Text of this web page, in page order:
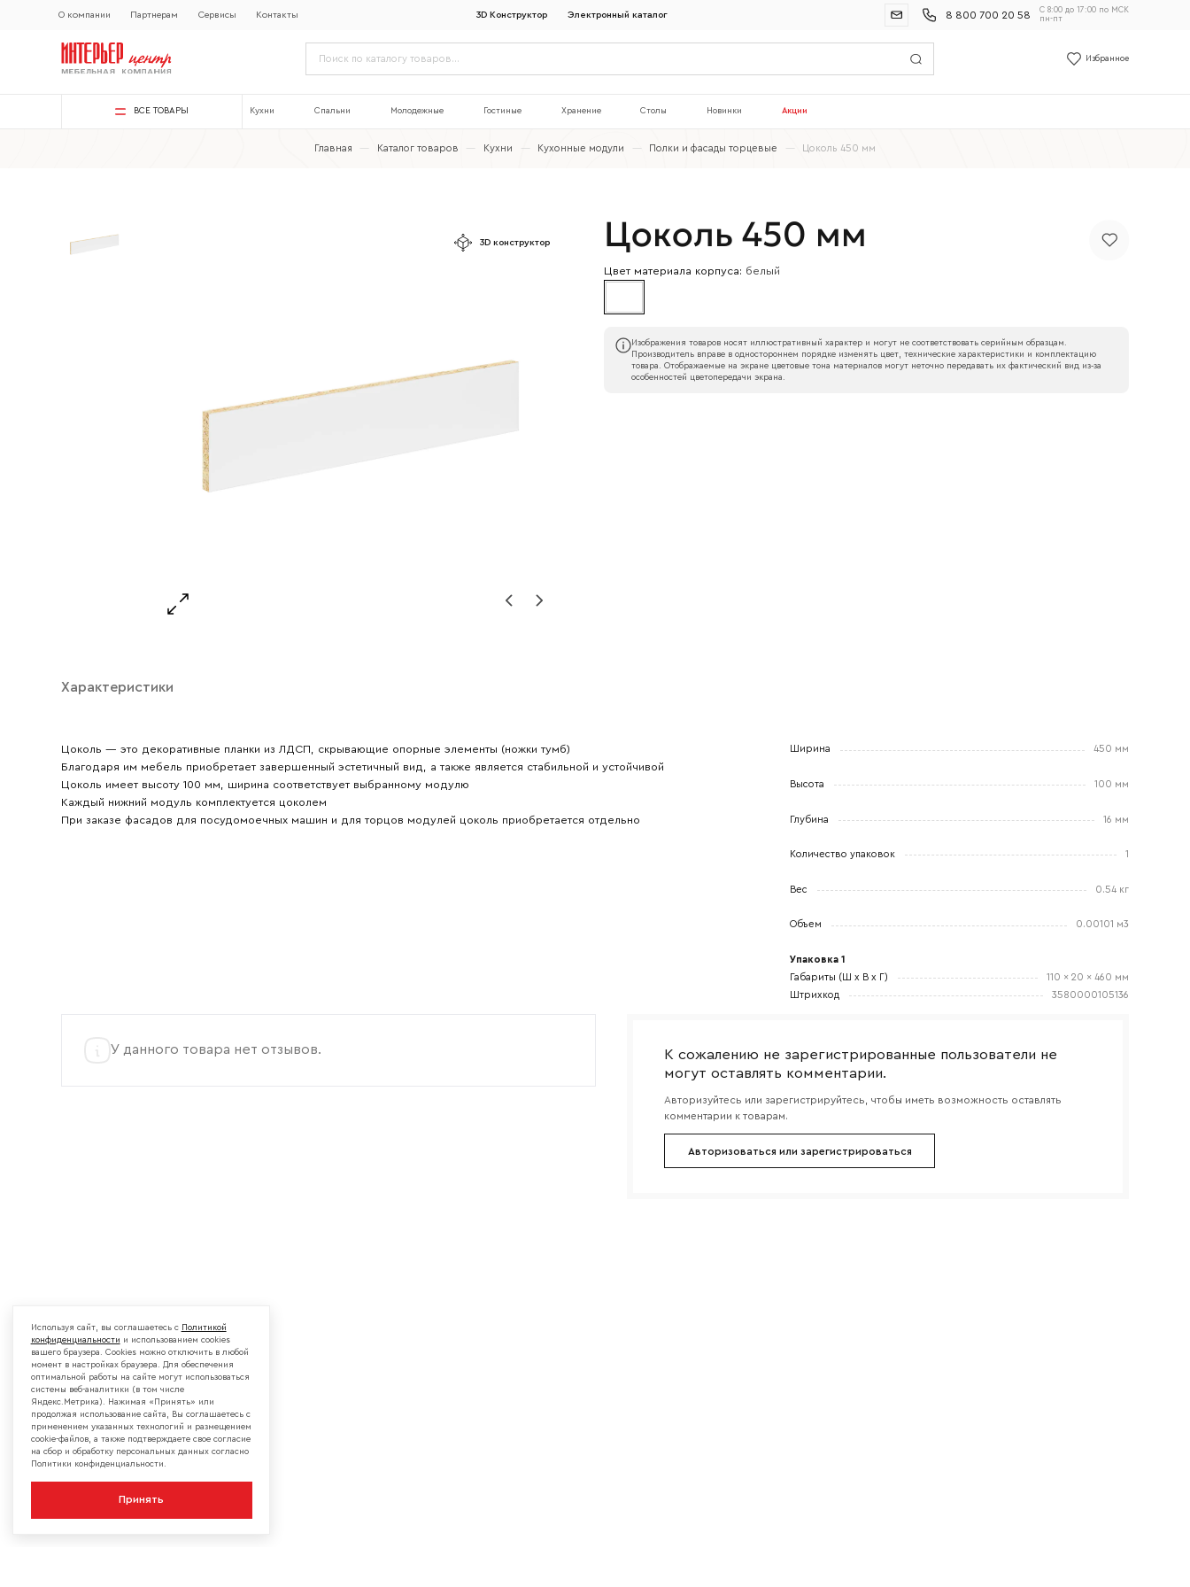
О компании Партнерам Сервисы Контакты 3D Конструктор Электронный каталог 8 800 700 20 58
С 8:00 до 17:00 по МСК
пн-пт
Избранное
ВСЕ ТОВАРЫ Кухни Спальни Молодежные Гостиные Хранение Столы Новинки Акции
Главная — Каталог товаров — Кухни — Кухонные модули — Полки и фасады торцевые — Цоколь 450 мм
3D конструктор Цоколь 450 мм
Цвет материала корпуса: белый
Изображения товаров носят иллюстративный характер и могут не соответствовать серийным образцам.
Производитель вправе в одностороннем порядке изменять цвет, технические характеристики и комплектацию
товара. Отображаемые на экране цветовые тона материалов могут неточно передавать их фактический вид из‑за
особенностей цветопередачи экрана.
Характеристики
Цоколь — это декоративные планки из ЛДСП, скрывающие опорные элементы (ножки тумб)
Благодаря им мебель приобретает завершенный эстетичный вид, а также является стабильной и устойчивой
Цоколь имеет высоту 100 мм, ширина соответствует выбранному модулю
Каждый нижний модуль комплектуется цоколем
При заказе фасадов для посудомоечных машин и для торцов модулей цоколь приобретается отдельно
Ширина 450 мм
Высота 100 мм
Глубина 16 мм
Количество упаковок 1
Вес 0.54 кг
Объем 0.00101 м3
Упаковка 1
Габариты (Ш x В x Г)
110 x 20 x 460 мм
Штрихкод
3580000105136
У данного товара нет отзывов.
К сожалению не зарегистрированные пользователи не
могут оставлять комментарии.
Авторизуйтесь или зарегистрируйтесь, чтобы иметь возможность оставлять
комментарии к товарам.
Авторизоваться или зарегистрироваться
Ваш email
Используя сайт, вы соглашаетесь с Политикой
конфиденциальности и использованием cookies
вашего браузера. Cookies можно отключить в любой
момент в настройках браузера. Для обеспечения
оптимальной работы на сайте могут использоваться
системы веб-аналитики (в том числе
Яндекс.Метрика). Нажимая «Принять» или
продолжая использование сайта, Вы соглашаетесь с
применением указанных технологий и размещением
cookie-файлов, а также подтверждаете свое согласие
на сбор и обработку персональных данных согласно
Политики конфиденциальности.
Принять